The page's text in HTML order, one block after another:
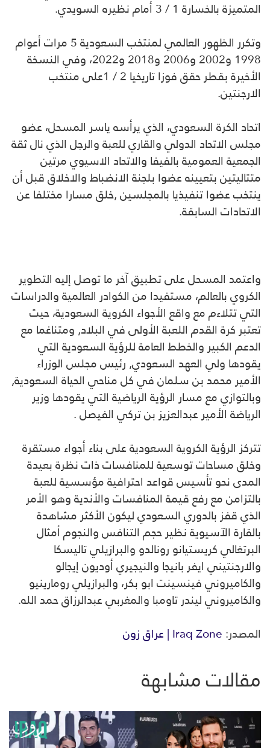
المتميزة بالخسارة 1 / 3 أمام نظيره السويدي.
وتكرر الظهور العالمي لمنتخب السعودية 5 مرات أعوام
1998 و2002 و2006 و2018 و2022، وفي النسخة
الأخيرة بقطر حقق فوزا تاريخيا 2 / 1على منتخب
الارجنتين.
اتحاد الكرة السعودي، الذي يرأسه ياسر المسحل، عضو
مجلس الاتحاد الدولي والقاري للعبة والرجل الذي نال ثقة
الجمعية العمومية بالفيفا والاتحاد الاسيوي مرتين
متتاليتين بتعيينه عضوا بلجنة الانضباط والاخلاق قبل أن
ينتخب عضوا تنفيذيا بالمجلسين ,خلق مسارا مختلفا عن
الاتحادات السابقة.
واعتمد المسحل على تطبيق آخر ما توصل إليه التطوير
الكروي بالعالم، مستفيدا من الكوادر العالمية والدراسات
التي تتلاءم مع واقع الأجواء الكروية السعودية، حيث
تعتبر كرة القدم اللعبة الأولى في البلاد, ومتناغما مع
الدعم الكبير والخطط العامة للرؤية السعودية التي
يقودها ولي العهد السعودي, رئيس مجلس الوزراء
الأمير محمد بن سلمان في كل مناحي الحياة السعودية,
وبالتوازي مع مسار الرؤية الرياضية التي يقودها وزير
الرياضة الأمير عبدالعزيز بن تركي الفيصل .
تتركز الرؤية الكروية السعودية على بناء أجواء مستقرة
وخلق مساحات توسعية للمنافسات ذات نظرة بعيدة
المدى نحو تأسيس قواعد احترافية مؤسسية للعبة
بالتزامن مع رفع قيمة المنافسات والأندية وهو الأمر
الذي قفز بالدوري السعودي ليكون الأكثر مشاهدة
بالقارة الآسيوية نظير حجم التنافس والنجوم أمثال
البرتغالي كريستيانو رونالدو والبرازيلي تاليسكا
والارجنتيني ايفر بانيجا والنيجيري أوديون إيجالو
والكاميروني فينسينت ابو بكر، والبرازيلي رومارينيو
والكاميروني ليندر تاومبا والمغربي عبدالرزاق حمد الله.
المصدر:Iraq Zone | عراق زون
مقالات مشابهة